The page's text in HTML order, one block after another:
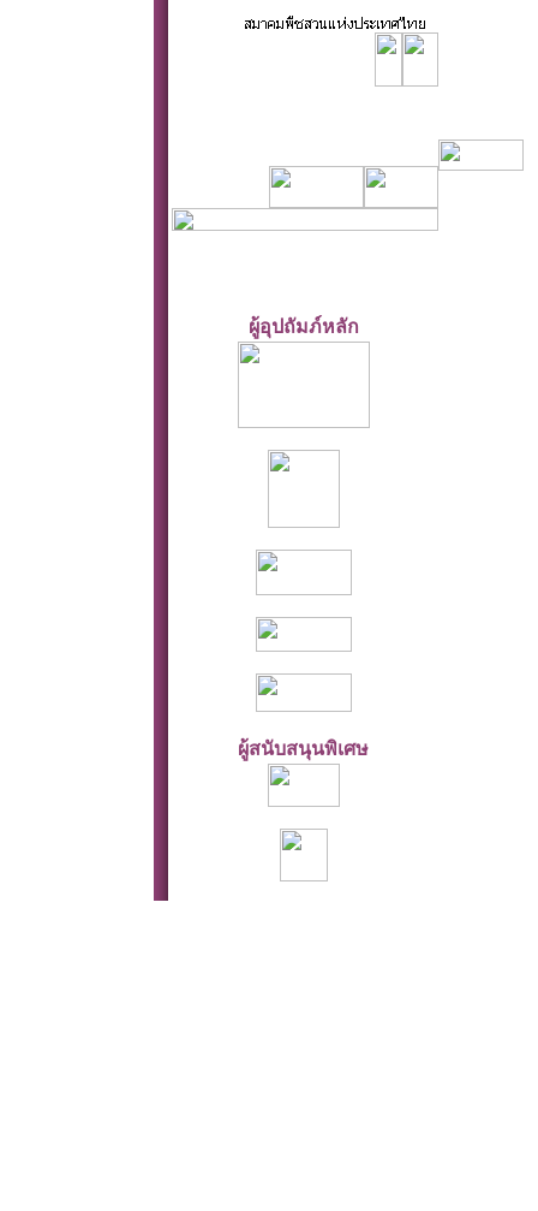
ผู้อุปถัมภ์หลัก
ผู้สนับสนุนพิเศษ